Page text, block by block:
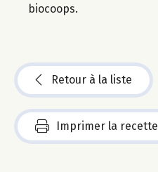
biocoops.
Retour à la liste
Imprimer la recette